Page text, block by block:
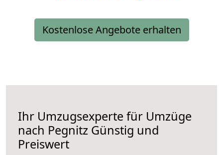
Kostenlose Angebote erhalten
Ihr Umzugsexperte für Umzüge
nach Pegnitz Günstig und
Preiswert